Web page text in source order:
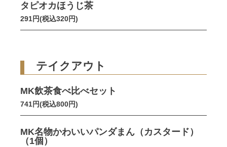
タピオカほうじ茶
291円(税込320円)
テイクアウト
MK飲茶食べ比べセット
741円(税込800円)
MK名物かわいいパンダまん（カスタード）
（1個）